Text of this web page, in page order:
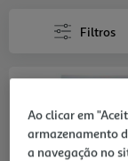
Filtros
Ao clicar em
armazenamento
a navegação no